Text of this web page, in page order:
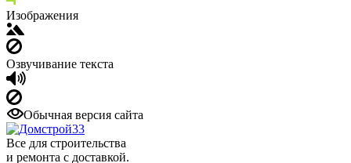
Изображения
Озвучивание текста
Обычная версия сайта
Все для строительства
и ремонта с доставкой.